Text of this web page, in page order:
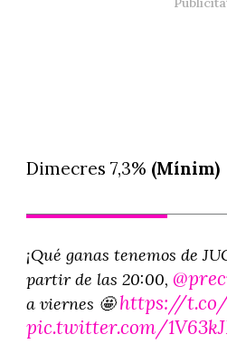
Dimecres 7,3% (Mínim)
¡Qué ganas tenemos de
partir de las 20:00,
a viernes 🤩https://
pic.twitter.com/